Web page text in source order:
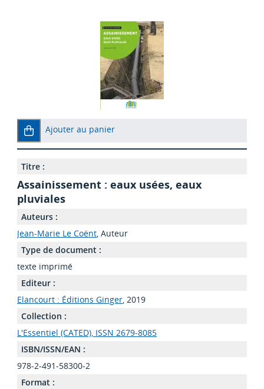
Ajouter au panier
Titre :
Assainissement : eaux usées, eaux
pluviales
Auteurs :
Jean-Marie Le Coënt, Auteur
Type de document :
texte imprimé
Editeur :
Elancourt : Éditions Ginger, 2019
Collection :
L'Essentiel (CATED), ISSN 2679-8085
ISBN/ISSN/EAN :
978-2-491-58300-2
Format :